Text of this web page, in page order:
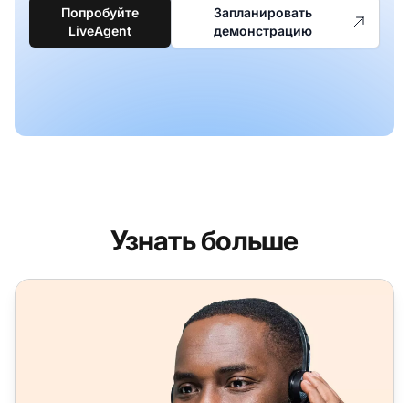
Попробуйте
LiveAgent
Запланировать
демонстрацию
Узнать больше
Многофункциональное программное обеспечение